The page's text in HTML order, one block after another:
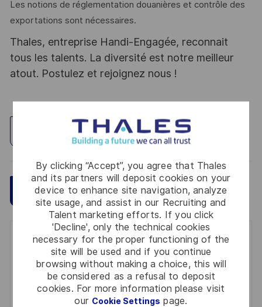
By clicking “Accept”, you agree that Thales
and its partners will deposit cookies on your
device to enhance site navigation, analyze
site usage, and assist in our Recruiting and
Talent marketing efforts. If you click
'Decline', only the technical cookies
necessary for the proper functioning of the
site will be used and if you continue
browsing without making a choice, this will
be considered as a refusal to deposit
cookies. For more information please visit
our Cookie Settings page.
Les notions de réglementation douanières et contrôle des
exportations sont nécessaires.
Thales, entreprise Handi-Engagée, reconnait
tous les talents. La diversité est notre meilleur
atout. Postulez et rejoignez nous !
Explore Location
Apply Now Save
Get notified for similar jobs
You'll receive updates once a week
Enter